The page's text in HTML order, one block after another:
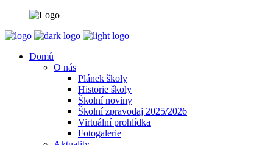
Domů
O nás
Plánek školy
Historie školy
Školní noviny
Školní zpravodaj 2025/2026
Virtuální prohlídka
Fotogalerie